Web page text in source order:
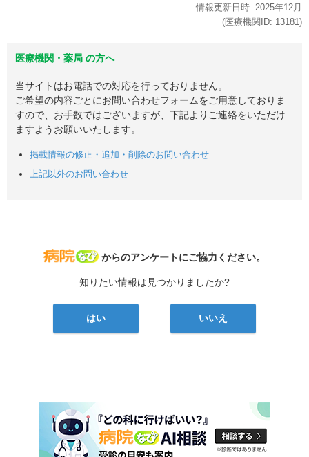
情報更新日時: 2025年12月
(医療機関ID: 13181 )
医療機関・薬局 の方へ
当サイトはお電話での対応を行っておりません。
ご希望の内容ごとにお問い合わせフォームをご用意しておりま
すので、お手数ではございますが、下記よりご連絡をいただけ
ますようお願いいたします。
掲載情報の修正・追加・削除のお問い合わせ
上記以外のお問い合わせ
病院なび
からのアンケートにご協力ください。
知りたい情報は見つかりましたか?
はい いいえ